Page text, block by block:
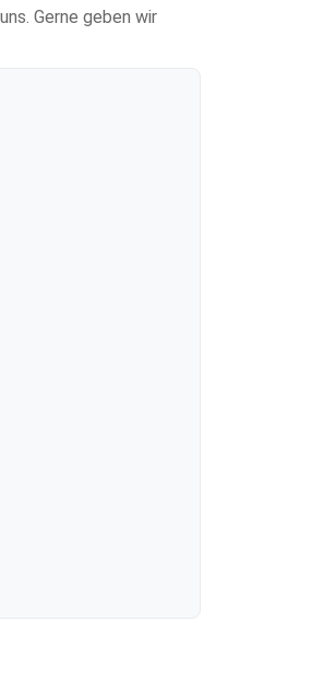
Gerne geben wir